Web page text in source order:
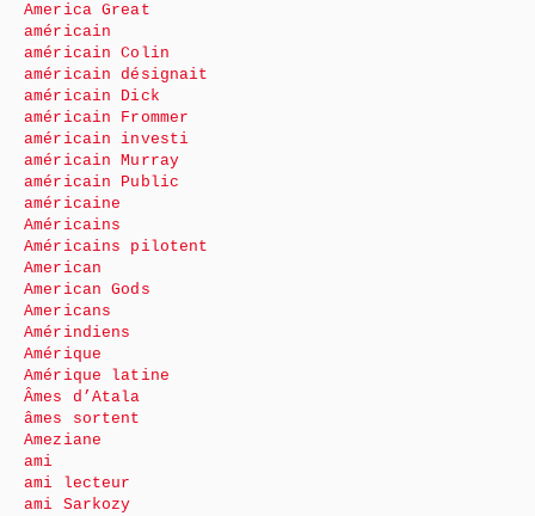
America Great
américain
américain Colin
américain désignait
américain Dick
américain Frommer
américain investi
américain Murray
américain Public
américaine
Américains
Américains pilotent
American
American Gods
Americans
Amérindiens
Amérique
Amérique latine
Âmes d’Atala
âmes sortent
Ameziane
ami
ami lecteur
ami Sarkozy